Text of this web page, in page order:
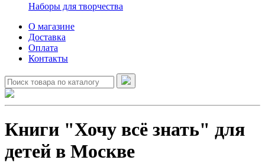
Наборы для творчества
О магазине
Доставка
Оплата
Контакты
Книги "Хочу всё знать" для
детей в Москве